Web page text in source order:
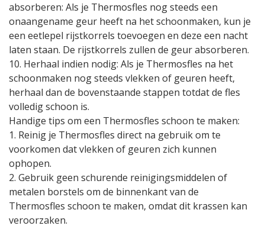
absorberen: Als je Thermosfles nog steeds een
onaangename geur heeft na het schoonmaken, kun je
een eetlepel rijstkorrels toevoegen en deze een nacht
laten staan. De rijstkorrels zullen de geur absorberen.
10. Herhaal indien nodig: Als je Thermosfles na het
schoonmaken nog steeds vlekken of geuren heeft,
herhaal dan de bovenstaande stappen totdat de fles
volledig schoon is.
Handige tips om een Thermosfles schoon te maken:
1. Reinig je Thermosfles direct na gebruik om te
voorkomen dat vlekken of geuren zich kunnen
ophopen.
2. Gebruik geen schurende reinigingsmiddelen of
metalen borstels om de binnenkant van de
Thermosfles schoon te maken, omdat dit krassen kan
veroorzaken.